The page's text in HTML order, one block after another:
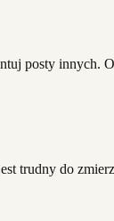
posty innych.
trudny do